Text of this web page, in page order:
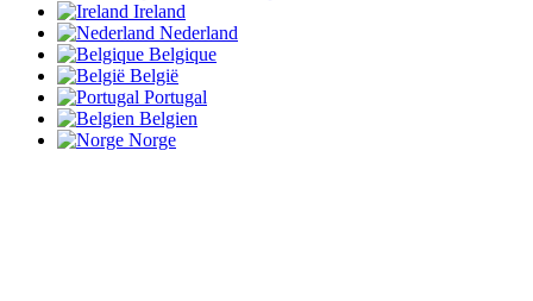
Ireland
Nederland
Belgique
België
Portugal
Belgien
Norge